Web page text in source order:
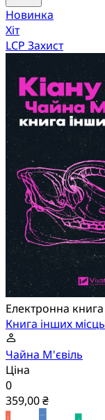
Новинка
Хіт
LCP Захист
Електронна книга
Книга інших місць
Чайна М'євіль
Ціна
0
359,00 ₴